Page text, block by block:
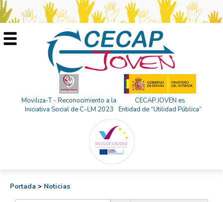
Moviliza-T - Reconocimiento a la
Iniciativa Social de C-LM 2023
CECAP JOVEN es
Entidad de “Utilidad Pública”
Portada > Noticias